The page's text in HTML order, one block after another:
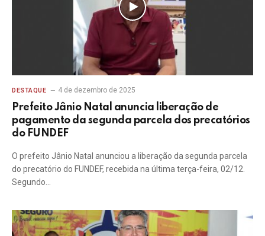
DESTAQUE 4 de dezembro de 2025
Prefeito Jânio Natal anuncia liberação de
pagamento da segunda parcela dos precatórios
do FUNDEF
O prefeito Jânio Natal anunciou a liberação da segunda parcela
do precatório do FUNDEF, recebida na última terça-feira, 02/12.
Segundo…